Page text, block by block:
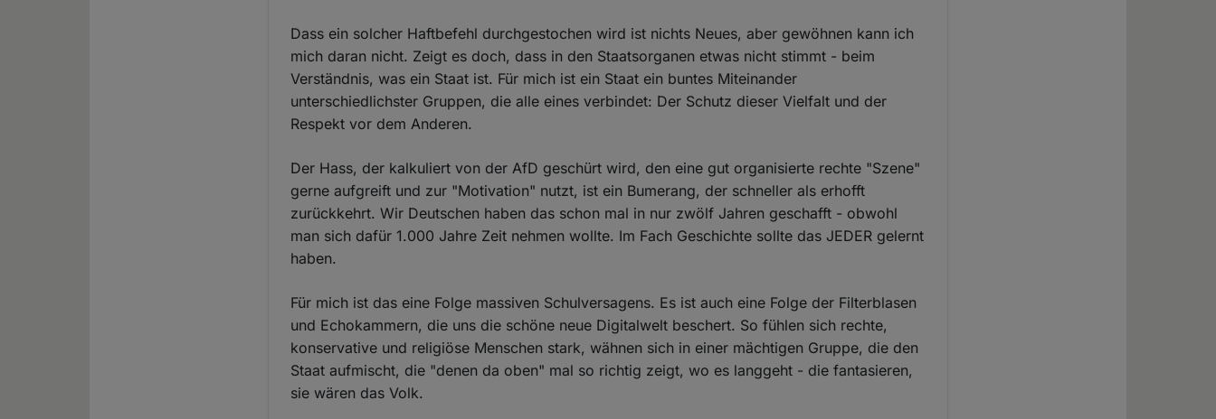
Dass ein solcher Haftbefehl durchgestochen wird ist nichts Neues, aber gewöhnen kann ich
mich daran nicht. Zeigt es doch, dass in den Staatsorganen etwas nicht stimmt - beim
Verständnis, was ein Staat ist. Für mich ist ein Staat ein buntes Miteinander
unterschiedlichster Gruppen, die alle eines verbindet: Der Schutz dieser Vielfalt und der
Respekt vor dem Anderen.
Der Hass, der kalkuliert von der AfD geschürt wird, den eine gut organisierte rechte "Szene"
gerne aufgreift und zur "Motivation" nutzt, ist ein Bumerang, der schneller als erhofft
zurückkehrt. Wir Deutschen haben das schon mal in nur zwölf Jahren geschafft - obwohl
man sich dafür 1.000 Jahre Zeit nehmen wollte. Im Fach Geschichte sollte das JEDER gelernt
haben.
Für mich ist das eine Folge massiven Schulversagens. Es ist auch eine Folge der Filterblasen
und Echokammern, die uns die schöne neue Digitalwelt beschert. So fühlen sich rechte,
konservative und religiöse Menschen stark, wähnen sich in einer mächtigen Gruppe, die den
Staat aufmischt, die "denen da oben" mal so richtig zeigt, wo es langgeht - die fantasieren,
sie wären das Volk.